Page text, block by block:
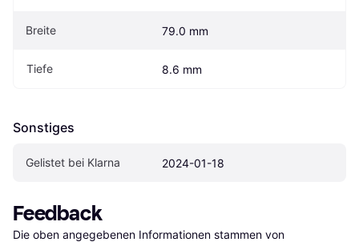
Breite 79.0 mm
Tiefe 8.6 mm
Sonstiges
Gelistet bei Klarna 2024-01-18
Feedback
Die oben angegebenen Informationen stammen von